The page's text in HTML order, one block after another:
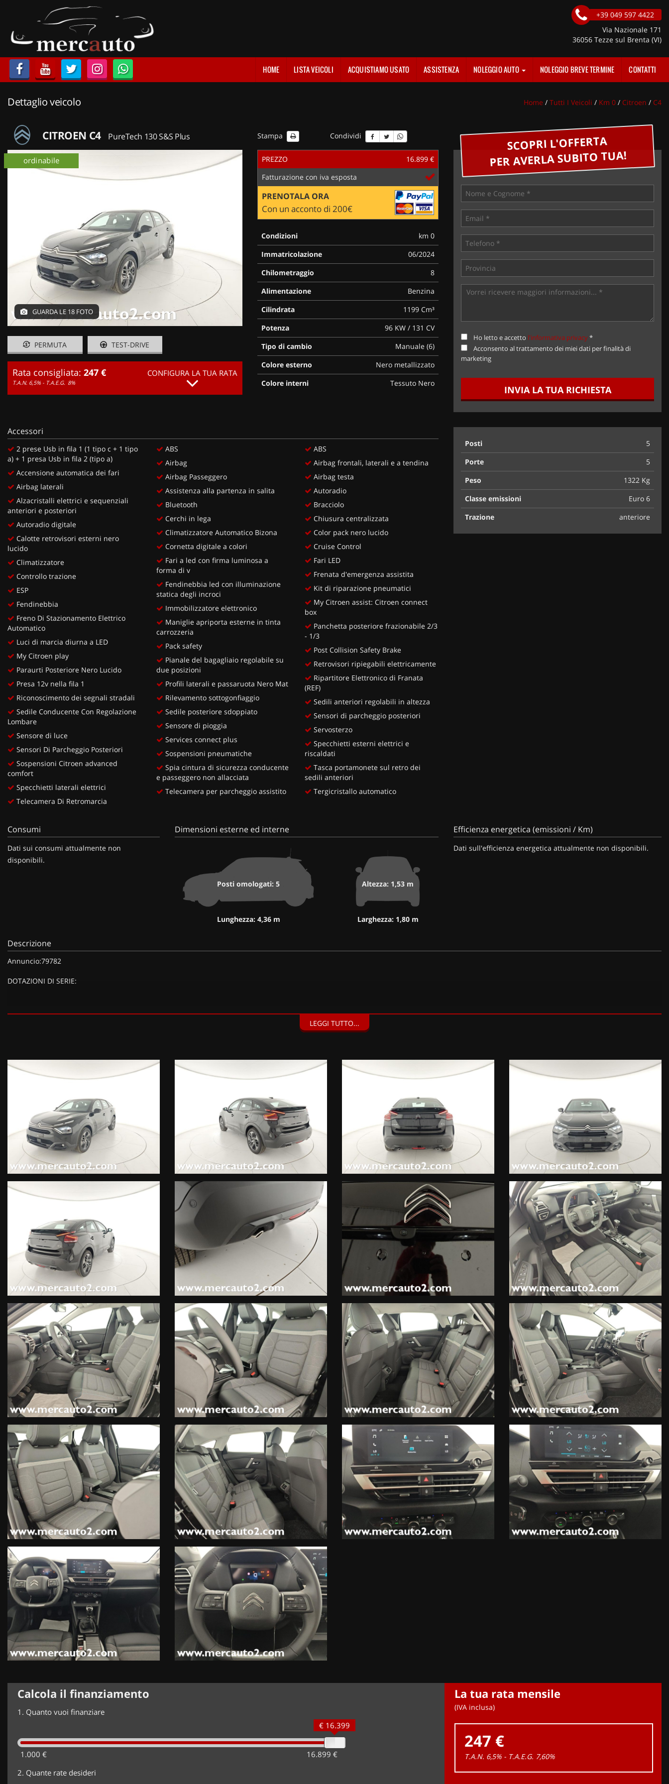
LISTA VEICOLI
ACQUISTIAMO USATO
ASSISTENZA
NOLEGGIO AUTO
NOLEGGIO LUNGO TERMINE
+39 049 597 4422
Via Nazionale 171
36056 Tezze sul Brenta (VI)
HOME LISTA VEICOLI ACQUISTIAMO USATO ASSISTENZA NOLEGGIO AUTO NOLEGGIO BREVE TERMINE CONTATTI
Dettaglio veicolo Home / Tutti I Veicoli / Km 0 / Citroen / C4
CITROEN C4 PureTech 130 S&S Plus Stampa Condividi
ordinabile
GUARDA LE 18 FOTO
PERMUTA TEST-DRIVE
Rata consigliata: 247 €
T.A.N. 6,5% - T.A.E.G. 8%
CONFIGURA LA TUA RATA
PREZZO
16.899 €
Fatturazione con iva esposta
PRENOTALA ORA
Con un acconto di 200€
Condizioni
km 0
Immatricolazione
06/2024
Chilometraggio
8
Alimentazione
Benzina
Cilindrata
1199 Cm³
Potenza
96 KW / 131 CV
Tipo di cambio
Manuale (6)
Colore esterno
Nero metallizzato
Colore interni
Tessuto Nero
SCOPRI L'OFFERTA
PER AVERLA SUBITO TUA!
Ho letto e accetto l'informativa privacy*
Acconsento al trattamento dei miei dati per finalità di
marketing
INVIA LA TUA RICHIESTA
Accessori
2 prese Usb in fila 1 (1 tipo c + 1 tipo
a) + 1 presa Usb in fila 2 (tipo a)
Accensione automatica dei fari
Airbag laterali
Alzacristalli elettrici e sequenziali
anteriori e posteriori
Autoradio digitale
Calotte retrovisori esterni nero
lucido
Climatizzatore
Controllo trazione
ESP
Fendinebbia
Freno Di Stazionamento Elettrico
Automatico
Luci di marcia diurna a LED
My Citroen play
Paraurti Posteriore Nero Lucido
Presa 12v nella fila 1
Riconoscimento dei segnali stradali
Sedile Conducente Con Regolazione
Lombare
Sensore di luce
Sensori Di Parcheggio Posteriori
Sospensioni Citroen advanced
comfort
Specchietti laterali elettrici
Telecamera Di Retromarcia
ABS
Airbag
Airbag Passeggero
Assistenza alla partenza in salita
Bluetooth
Cerchi in lega
Climatizzatore Automatico Bizona
Cornetta digitale a colori
Fari a led con firma luminosa a
forma di v
Fendinebbia led con illuminazione
statica degli incroci
Immobilizzatore elettronico
Maniglie apriporta esterne in tinta
carrozzeria
Pack safety
Pianale del bagagliaio regolabile su
due posizioni
Profili laterali e passaruota Nero Mat
Rilevamento sottogonfiaggio
Sedile posteriore sdoppiato
Sensore di pioggia
Services connect plus
Sospensioni pneumatiche
Spia cintura di sicurezza conducente
e passeggero non allacciata
Telecamera per parcheggio assistito
ABS
Airbag frontali, laterali e a tendina
Airbag testa
Autoradio
Bracciolo
Chiusura centralizzata
Color pack nero lucido
Cruise Control
Fari LED
Frenata d'emergenza assistita
Kit di riparazione pneumatici
My Citroen assist: Citroen connect
box
Panchetta posteriore frazionabile 2/3
- 1/3
Post Collision Safety Brake
Retrovisori ripiegabili elettricamente
Ripartitore Elettronico di Franata
(REF)
Sedili anteriori regolabili in altezza
Sensori di parcheggio posteriori
Servosterzo
Specchietti esterni elettrici e
riscaldati
Tasca portamonete sul retro dei
sedili anteriori
Tergicristallo automatico
Posti
5
Porte
5
Peso
1322 Kg
Classe emissioni
Euro 6
Trazione
anteriore
Consumi
Dati sui consumi attualmente non
disponibili.
Dimensioni esterne ed interne
Posti omologati: 5
Lunghezza: 4,36 m
Altezza: 1,53 m
Larghezza: 1,80 m
Efficienza energetica (emissioni / Km)
Dati sull'efficienza energetica attualmente non disponibili.
Descrizione
Annuncio:79782
DOTAZIONI DI SERIE:
LEGGI TUTTO...
Calcola il finanziamento
1. Quanto vuoi finanziare
1.000 € 16.899 €
€ 16.399
2. Quante rate desideri
La tua rata mensile
(IVA inclusa)
247 €
T.A.N. 6,5% - T.A.E.G. 7,60%